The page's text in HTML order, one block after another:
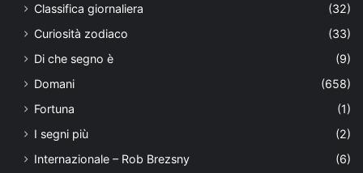
Classifica giornaliera
(32)
Curiosità zodiaco
(33)
Di che segno è
(9)
Domani
(658)
Fortuna
(1)
I segni più
(2)
Internazionale – Rob Brezsny
(6)